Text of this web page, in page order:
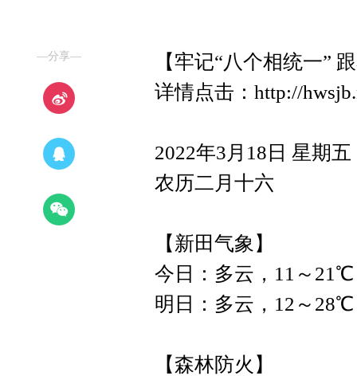
—分享—
【牢记“八个相统一”
详情点击：http://
2022年3月18日 星期五
农历二月十六
【新田气象】
今日：多云，11～21℃
明日：多云，12～28℃
【森林防火】